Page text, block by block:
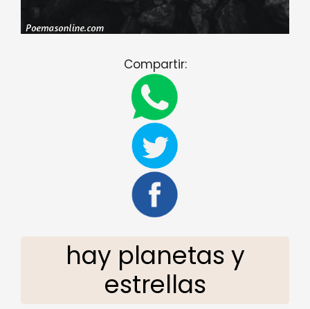
Compartir:
hay planetas y
estrellas